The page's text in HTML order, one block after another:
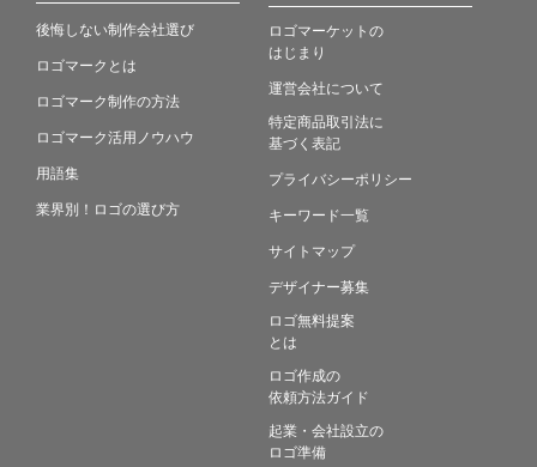
後悔しない制作会社選び
ロゴマークとは
ロゴマーク制作の方法
ロゴマーク活用ノウハウ
用語集
業界別！ロゴの選び方
ロゴマーケットの
はじまり
運営会社について
特定商品取引法に
基づく表記
プライバシーポリシー
キーワード一覧
サイトマップ
デザイナー募集
ロゴ無料提案
とは
ロゴ作成の
依頼方法ガイド
起業・会社設立の
ロゴ準備